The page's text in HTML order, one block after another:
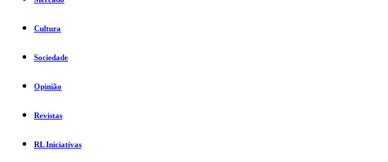
Cultura
Sociedade
Opinião
Revistas
RL Iniciativas